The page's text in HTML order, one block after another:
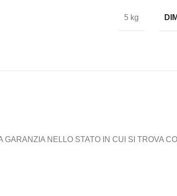
5 kg
NELLO STATO IN CUI SI TROVA